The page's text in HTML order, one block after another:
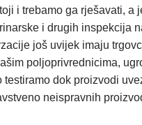
i trebamo ga rješavati,
i drugih inspekcija
još uvijek imaju
poljoprivrednicima,
dok proizvodi
neispravnih